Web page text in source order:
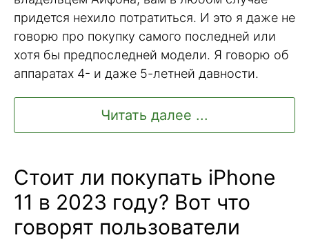
придется нехило потратиться. И это я даже не
говорю про покупку самого последней или
хотя бы предпоследней модели. Я говорю об
аппаратах 4- и даже 5-летней давности.
Читать далее ...
Стоит ли покупать iPhone
11 в 2023 году? Вот что
говорят пользователи